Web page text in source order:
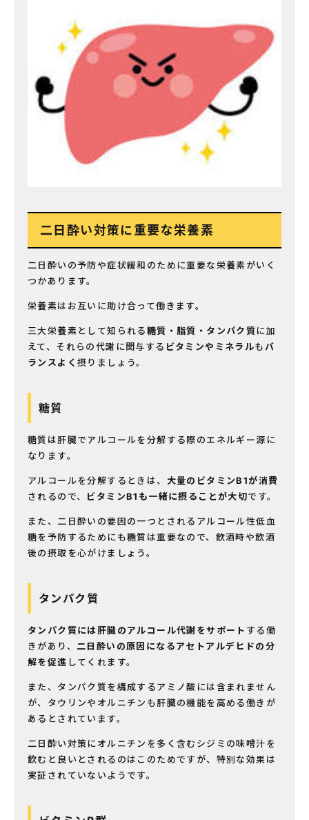
二日酔い対策に重要な栄養素
二日酔いの予防や症状緩和のために重要な栄養素がいく
つかあります。
栄養素はお互いに助け合って働きます。
三大栄養素として知られる糖質・脂質・タンパク質に加
えて、それらの代謝に関与する ビタミンやミネラルも バ
ランスよく 摂りましょう。
糖質
糖質は肝臓でアルコールを分解する際のエネルギー源に
なります。
アルコールを分解するときは、 大量のビタミンB1が消費
されるので、 ビタミンB1 も一緒に摂ることが大切です。
また、二日酔いの要因の一つとされるアルコール性低血
糖を予防するためにも糖質は重要なので、飲酒時や飲酒
後の摂取を心がけましょう。
タンパク質
タンパク質には肝臓のアルコール代謝をサポート する働
きがあり、 二日酔いの原因になるアセトアルデヒドの分
解を促進 してくれます。
また、タンパク質を構成するアミノ酸には含まれません
が、タウリンやオルニチンも肝臓の機能を高める働きが
あるとされています。
二日酔い対策にオルニチンを多く含むシジミの味噌汁を
飲むと良いとされるのはこのためですが、特別な効果は
実証されていないようです。